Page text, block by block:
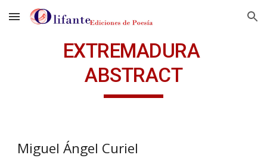
Skip to main content Skip to navigation
EXTREMADURA
ABSTRACT
Miguel Ángel Curiel